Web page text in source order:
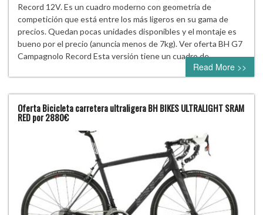
Record 12V. Es un cuadro moderno con geometría de
competición que está entre los más ligeros en su gama de
precios. Quedan pocas unidades disponibles y el montaje es
bueno por el precio (anuncia menos de 7kg). Ver oferta BH G7
Campagnolo Record Esta versión tiene un cuadro de…
Read More >>
Oferta Bicicleta carretera ultraligera BH BIKES ULTRALIGHT SRAM
RED por 2880€